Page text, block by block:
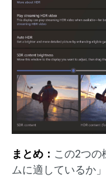
まとめ： この2つの
ムに適しているか